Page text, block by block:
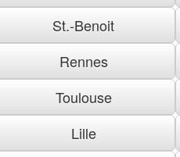
St.-Benoit
Rennes
Toulouse
Lille